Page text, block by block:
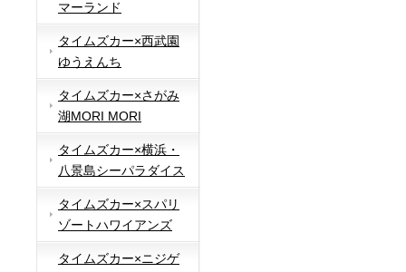
マーランド
タイムズカー×西武園
ゆうえんち
タイムズカー×さがみ
湖MORI MORI
タイムズカー×横浜・
八景島シーパラダイス
タイムズカー×スパリ
ゾートハワイアンズ
タイムズカー×ニジゲ